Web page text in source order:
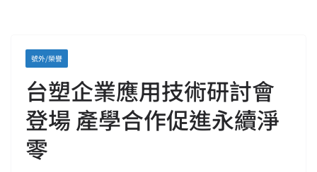
號外/榮譽
台塑企業應用技術研討會
登場 產學合作促進永續淨
零